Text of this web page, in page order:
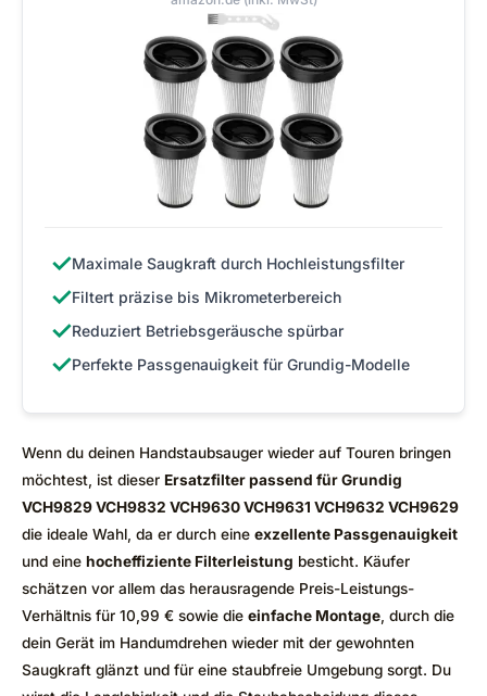
✓Maximale Saugkraft durch Hochleistungsfilter
✓Filtert präzise bis Mikrometerbereich
✓Reduziert Betriebsgeräusche spürbar
✓Perfekte Passgenauigkeit für Grundig-Modelle
Wenn du deinen Handstaubsauger wieder auf Touren bringen
möchtest, ist dieser Ersatzfilter passend für Grundig
VCH9829 VCH9832 VCH9630 VCH9631 VCH9632 VCH9629
die ideale Wahl, da er durch eine exzellente Passgenauigkeit
und eine hocheffiziente Filterleistung besticht. Käufer
schätzen vor allem das herausragende Preis-Leistungs-
Verhältnis für 10,99 € sowie die einfache Montage, durch die
dein Gerät im Handumdrehen wieder mit der gewohnten
Saugkraft glänzt und für eine staubfreie Umgebung sorgt. Du